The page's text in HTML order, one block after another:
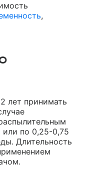
,
лет принимать
по 0,25-0,75
Длительность